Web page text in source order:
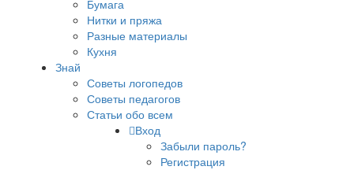
Бумага
Нитки и пряжа
Разные материалы
Кухня
Знай
Советы логопедов
Советы педагогов
Статьи обо всем
Вход
Забыли пароль?
Регистрация